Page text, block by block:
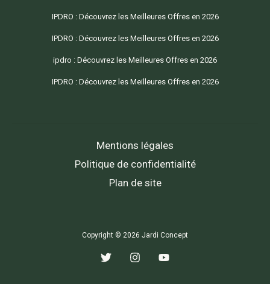
IPDRO : Découvrez les Meilleures Offres en 2026
IPDRO : Découvrez les Meilleures Offres en 2026
ipdro : Découvrez les Meilleures Offres en 2026
IPDRO : Découvrez les Meilleures Offres en 2026
Mentions légales
Politique de confidentialité
Plan de site
Copyright © 2026 Jardi Concept